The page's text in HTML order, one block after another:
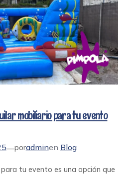
mobiliario para tu evento
—poradminen Blog
tu evento es una opción que